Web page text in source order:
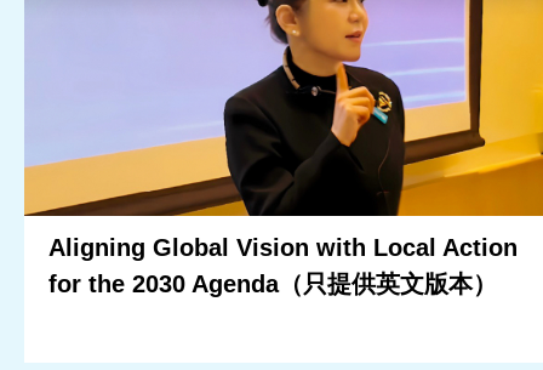
Aligning Global Vision with Local Action
for the 2030 Agenda（只提供英文版本）